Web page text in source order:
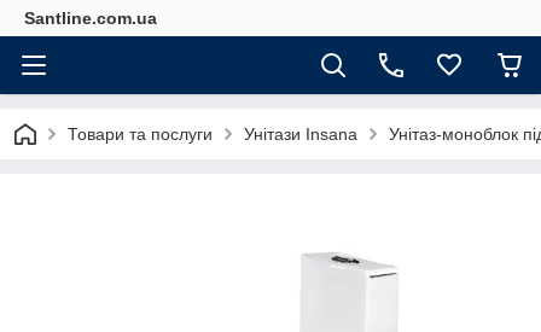
Santline.com.ua
Товари та послуги Унітази Insana Унітаз-моноблок